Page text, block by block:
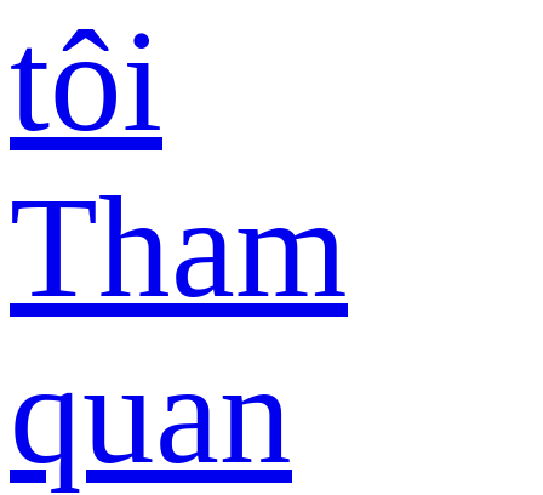
tôi
Tham
quan